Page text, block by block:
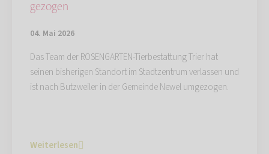
gezogen
04. Mai 2026
Das Team der ROSENGARTEN-Tierbestattung Trier hat
seinen bisherigen Standort im Stadtzentrum verlassen und
ist nach Butzweiler in der Gemeinde Newel umgezogen.
Weiterlesen